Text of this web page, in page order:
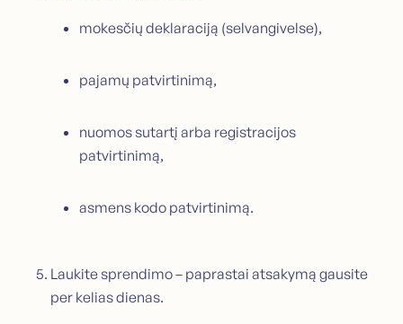
mokesčių deklaraciją (selvangivelse),
pajamų patvirtinimą,
nuomos sutartį arba registracijos
patvirtinimą,
asmens kodo patvirtinimą.
Laukite sprendimo – paprastai atsakymą gausite
per kelias dienas.